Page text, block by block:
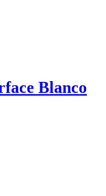
Blanco